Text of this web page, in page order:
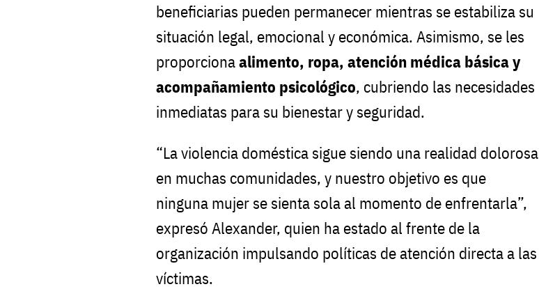
beneficiarias pueden permanecer mientras se estabiliza su
situación legal, emocional y económica. Asimismo, se les
proporcionaalimento, ropa, atención médica básica y
acompañamiento psicológico, cubriendo las necesidades
inmediatas para su bienestar y seguridad.
“La violencia doméstica sigue siendo una realidad dolorosa
en muchas comunidades, y nuestro objetivo es que
ninguna mujer se sienta sola al momento de enfrentarla”,
expresó Alexander, quien ha estado al frente de la
organización impulsando políticas de atención directa a las
víctimas.